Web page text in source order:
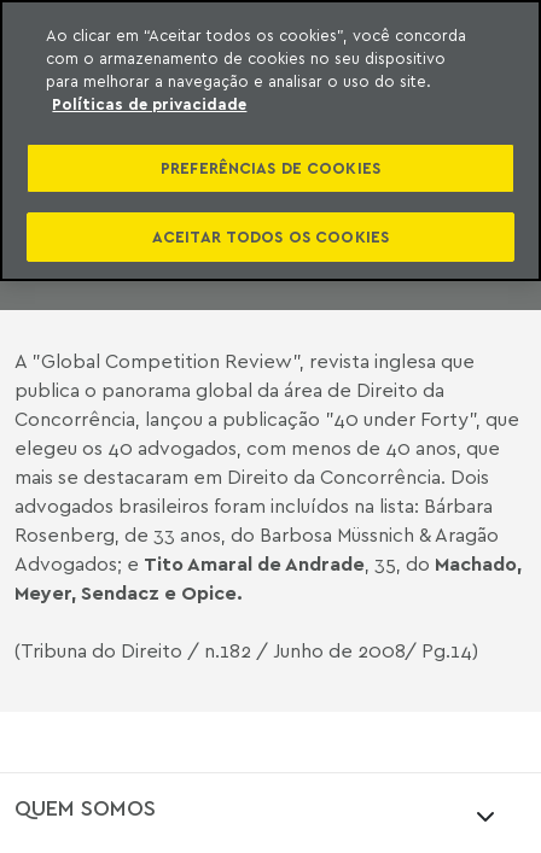
o conteúdo
Machado Meyer
40 UNDER FORTY
12 de junho de 2008
A "Global Competition Review", revista inglesa que
publica o panorama global da área de Direito da
Concorrência, lançou a publicação "40 under Forty", que
elegeu os 40 advogados, com menos de 40 anos, que
mais se destacaram em Direito da Concorrência. Dois
advogados brasileiros foram incluídos na lista: Bárbara
Rosenberg, de 33 anos, do Barbosa Müssnich & Aragão
Advogados; e Tito Amaral de Andrade, 35, do Machado,
Meyer, Sendacz e Opice.
(Tribuna do Direito / n.182 / Junho de 2008/ Pg.14)
QUEM SOMOS
Ao clicar em “Aceitar todos os cookies”, você concorda
com o armazenamento de cookies no seu dispositivo
para melhorar a navegação e analisar o uso do site.
Políticas de privacidade
PREFERÊNCIAS DE COOKIES
ACEITAR TODOS OS COOKIES